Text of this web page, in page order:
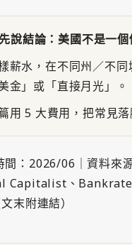
先說結論：美國不是一個
薪水，在不同州／不同
金」或「直接月光」。
用 5 大費用，把常見
間：2026/06｜資料
Capitalist、Bankrate
末附連結）